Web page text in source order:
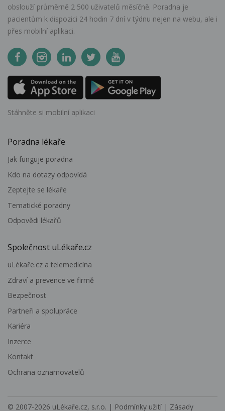
obslouží průměrně 2 500 uživatelů měsíčně. Poradna je
pacientům k dispozici 24 hodin 7 dní v týdnu nejen na webu, ale i
přes mobilní aplikaci.
Stáhněte si mobilní aplikaci
Poradna lékaře
Jak funguje poradna
Kdo na dotazy odpovídá
Zeptejte se lékaře
Tematické poradny
Odpovědi lékařů
Společnost uLékaře.cz
uLékaře.cz a telemedicína
Zdraví a prevence ve firmě
Bezpečnost
Partneři a spolupráce
Kariéra
Inzerce
Kontakt
Ochrana oznamovatelů
© 2007-2026 uLékaře.cz, s.r.o. | Podmínky užití | Zásady